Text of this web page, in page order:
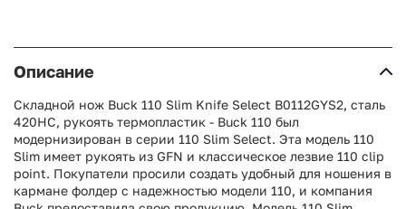
Описание
Складной нож Buck 110 Slim Knife Select B0112GYS2, сталь
420HC, рукоять термопластик - Buck 110 был
модернизирован в серии 110 Slim Select. Эта модель 110
Slim имеет рукоять из GFN и классическое лезвие 110 clip
point. Покупатели просили создать удобный для ношения в
кармане фолдер с надежностью модели 110, и компания